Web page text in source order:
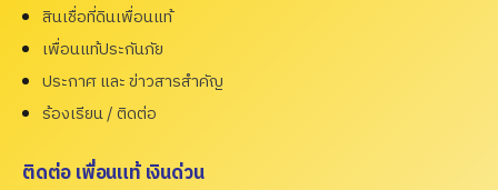
สินเชื่อที่ดินเพื่อนแท้
เพื่อนแท้ประกันภัย
ประกาศ และ ข่าวสารสำคัญ
ร้องเรียน / ติดต่อ
ติดต่อ เพื่อนแท้ เงินด่วน